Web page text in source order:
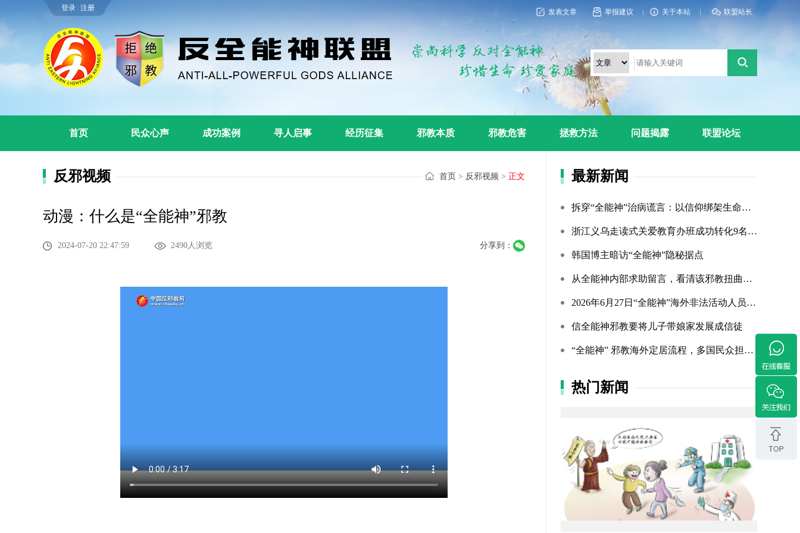
登录| 注册 发表文章 举报建议 关于本站 联盟站长
首页 民众心声 成功案例 寻人启事 经历征集 邪教本质 邪教危害 拯救方法 问题揭露 联盟论坛
首页 > 反邪视频 > 正文
反邪视频
动漫：什么是“全能神”邪教
2024-07-20 22:47:59 2490人浏览 分享到：
最新新闻
拆穿“全能神”治病谎言：以信仰绑架生命，以洗脑延误治疗
浙江义乌走读式关爱教育办班成功转化9名“全能神”“全范围?...
韩国博主暗访“全能神”隐秘据点
从全能神内部求助留言，看清该邪教扭曲的相处环境与常态化的...
2026年6月27日“全能神”海外非法活动人员照片曝光（连载109...
信全能神邪教要将儿子带娘家发展成信徒
“全能神” 邪教海外定居流程，多国民众担忧难民法遭滥用
热门新闻